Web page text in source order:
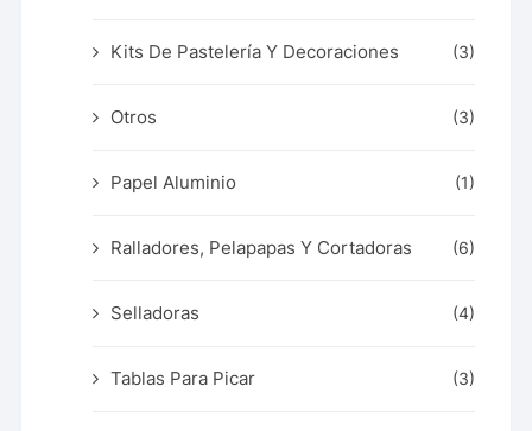
Kits De Pastelería Y Decoraciones (3)
Otros (3)
Papel Aluminio (1)
Ralladores, Pelapapas Y Cortadoras (6)
Selladoras (4)
Tablas Para Picar (3)